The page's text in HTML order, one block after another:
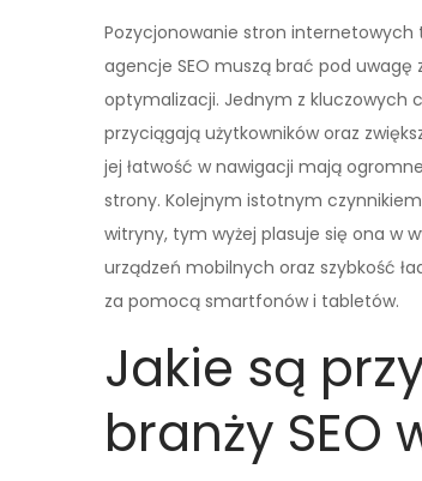
Pozycjonowanie stron internetowych
agencje SEO muszą brać pod
optymalizacji. Jednym z kluczowych
przyciągają użytkowników oraz
jej łatwość w nawigacji mają
strony. Kolejnym istotnym
witryny, tym wyżej plasuje się ona w
urządzeń mobilnych oraz szybkość
za pomocą smartfonów i tabletów.
Jakie są
branży SEO